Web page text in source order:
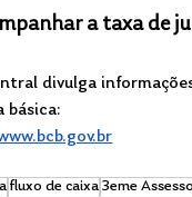
a taxa de
divulga
básica:
fluxo de caixa 3eme